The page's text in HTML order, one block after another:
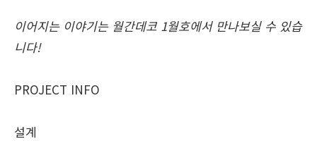
이어지는 이야기는 월간데코 1월호에서 만나보실 수 있습
니다!
PROJECT INFO
설계